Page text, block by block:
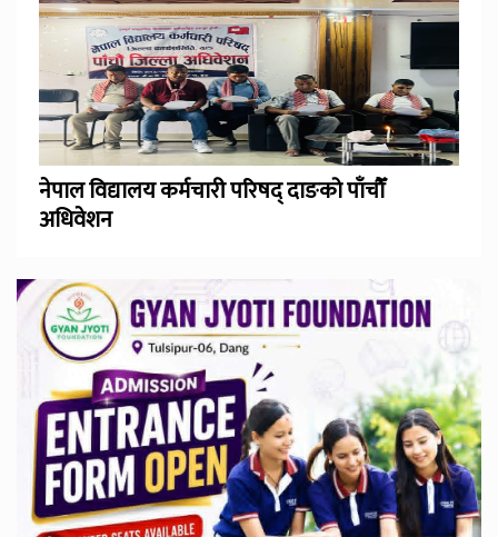
नेपाल विद्यालय कर्मचारी परिषद् दाङको पाँचौँ
अधिवेशन